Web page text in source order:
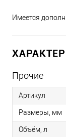
Имеется
Прочие
Артикул
Размеры, мм
Объём, л